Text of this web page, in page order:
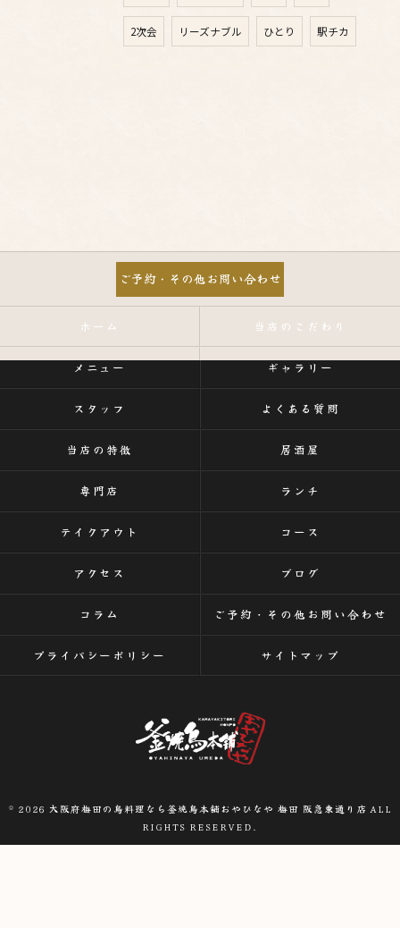
2次会 リーズナブル ひとり 駅チカ
ご予約・その他お問い合わせ
ホーム 当店のこだわり
メニュー ギャラリー
スタッフ よくある質問
当店の特徴 居酒屋
専門店 ランチ
テイクアウト コース
アクセス ブログ
コラム ご予約・その他お問い合わせ
プライバシーポリシー サイトマップ
© 2026 大阪府梅田の鳥料理なら釜焼鳥本舗おやひなや 梅田 阪急東通り店 ALL
RIGHTS RESERVED.